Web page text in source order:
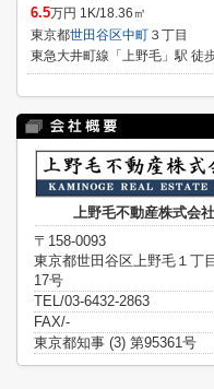
6.5万円 1K/18.36㎡
東京都世田谷区中町 ３丁目
東急大井町線「上野毛」駅 徒
上野毛不動産株式会社
〒158-0093
東京都世田谷区上野毛１丁
17号
TEL/03-6432-2863
FAX/-
東京都知事 (3) 第95361号